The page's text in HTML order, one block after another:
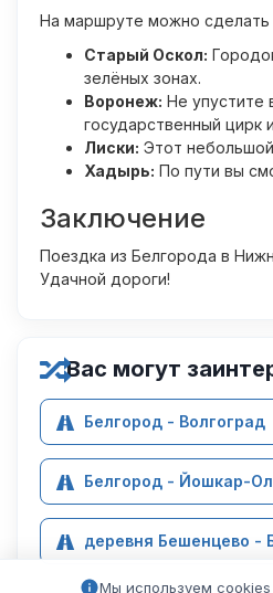
На маршруте можно сделать
Старый Оскол:
зелёных зонах.
Воронеж: Не упустите
государственный цирк
Лиски: Этот
Хадырь: По пути вы
Заключение
Поездка из Белгорода в
Удачной дороги!
Вас могут
Белгород - Волгоград
Белгород - Йошкар-
деревня Бешенцево -
Мы используем cookies